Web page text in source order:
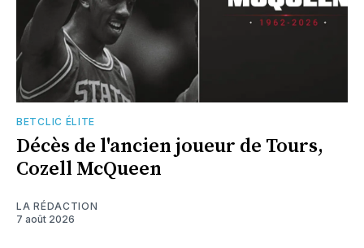
BETCLIC ÉLITE
Décès de l'ancien joueur de Tours,
Cozell McQueen
LA RÉDACTION
7 août 2026